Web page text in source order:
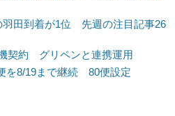
羽田到着が1位 先週の注目記事26
契約 グリペンと連携運用
を8/19まで継続 80便設定